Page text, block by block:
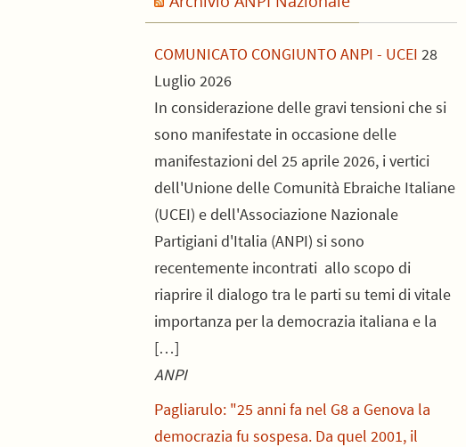
COMUNICATO CONGIUNTO ANPI - UCEI 28
Luglio 2026
In considerazione delle gravi tensioni che si
sono manifestate in occasione delle
manifestazioni del 25 aprile 2026, i vertici
dell'Unione delle Comunità Ebraiche Italiane
(UCEI) e dell'Associazione Nazionale
Partigiani d'Italia (ANPI) si sono
recentemente incontrati allo scopo di
riaprire il dialogo tra le parti su temi di vitale
importanza per la democrazia italiana e la
[…]
ANPI
Pagliarulo: "25 anni fa nel G8 a Genova la
democrazia fu sospesa. Da quel 2001, il